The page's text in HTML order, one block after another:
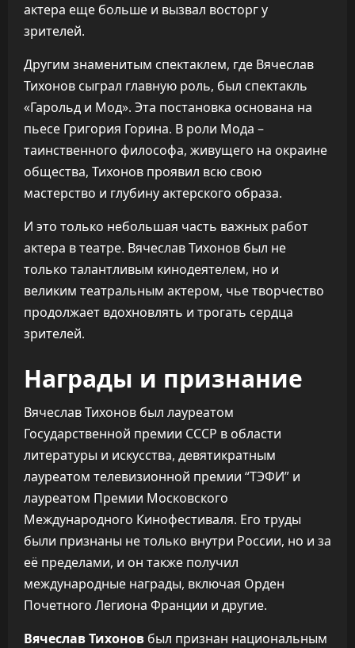
актера еще больше и вызвал восторг у
зрителей.
Другим знаменитым спектаклем, где Вячеслав
Тихонов сыграл главную роль, был спектакль
«Гарольд и Мод». Эта постановка основана на
пьесе Григория Горина. В роли Мода –
таинственного философа, живущего на окраине
общества, Тихонов проявил всю свою
мастерство и глубину актерского образа.
И это только небольшая часть важных работ
актера в театре. Вячеслав Тихонов был не
только талантливым кинодеятелем, но и
великим театральным актером, чье творчество
продолжает вдохновлять и трогать сердца
зрителей.
Награды и признание
Вячеслав Тихонов был лауреатом
Государственной премии СССР в области
литературы и искусства, девятикратным
лауреатом телевизионной премии “ТЭФИ” и
лауреатом Премии Московского
Международного Кинофестиваля. Его труды
были признаны не только внутри России, но и за
её пределами, и он также получил
международные награды, включая Орден
Почетного Легиона Франции и другие.
Вячеслав Тихонов был признан национальным